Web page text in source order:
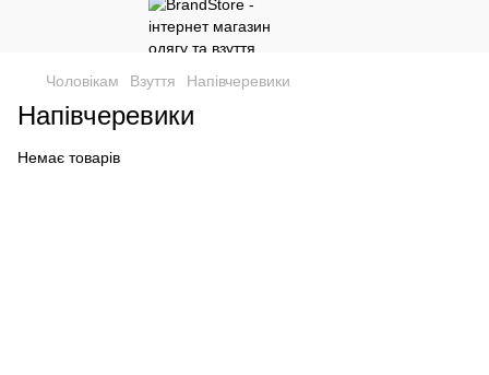
Чоловікам Взуття Напівчеревики
Напівчеревики
Немає товарів